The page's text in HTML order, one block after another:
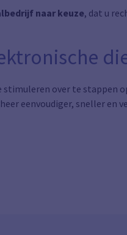
naar keuze, dat u
stimuleren over te stappen
eenvoudiger, sneller en